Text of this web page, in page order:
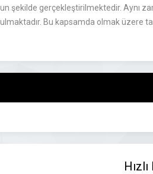
şekilde gerçekleştirilmektedir. Aynı
Bu kapsamda olmak üzere